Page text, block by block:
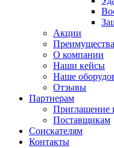
Акции
Преимущества
О компании
Наши кейсы
Наше
Отзывы
Партнерам
Приглашение
Поставщикам
Соискателям
Контакты